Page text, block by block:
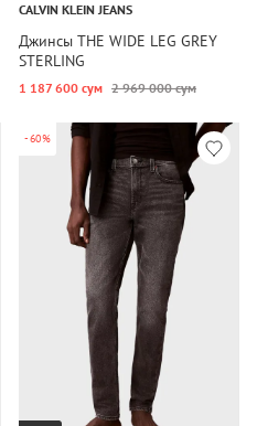
CALVIN KLEIN JEANS
Джинсы THE WIDE LEG GREY
STERLING
1 187 600 сум 2 969 000 сум
-60%